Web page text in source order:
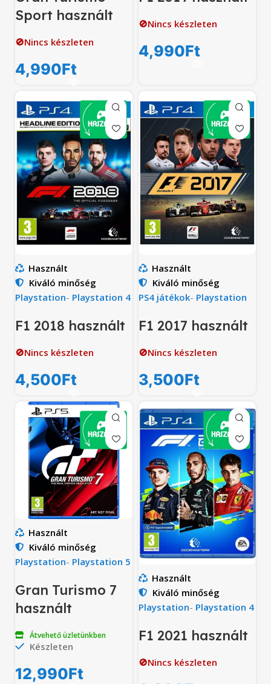
Sport használt
🚫Nincs készleten
4,990Ft
🚫Nincs készleten
4,990Ft
Használt
Kiváló minőség
Playstation- Playstation 4
F1 2018 használt
🚫Nincs készleten
4,500Ft
Használt
Kiváló minőség
PS4 játékok- Playstation
F1 2017 használt
🚫Nincs készleten
3,500Ft
Használt
Kiváló minőség
Playstation- Playstation 5
Gran Turismo 7
használt
Átvehető üzletünkben
Készleten
12,990Ft
Használt
Kiváló minőség
Playstation- Playstation 4
F1 2021 használt
🚫Nincs készleten